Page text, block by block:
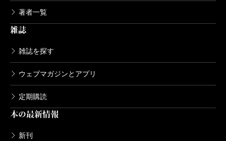
著者一覧
雑誌
雑誌を探す
ウェブマガジンとアプリ
定期購読
本の最新情報
新刊